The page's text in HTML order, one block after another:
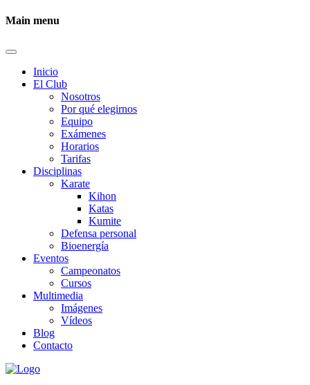
Main menu
Inicio
El Club
Nosotros
Por qué elegirnos
Equipo
Exámenes
Horarios
Tarifas
Disciplinas
Karate
Kihon
Katas
Kumite
Defensa personal
Bioenergía
Eventos
Campeonatos
Cursos
Multimedia
Imágenes
Vídeos
Blog
Contacto